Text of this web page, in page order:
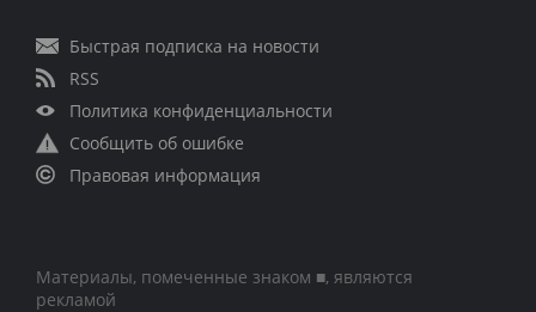
Быстрая подписка на новости
RSS
Политика конфиденциальности
Сообщить об ошибке
Правовая информация
Материалы, помеченные знаком ■, являются
рекламой